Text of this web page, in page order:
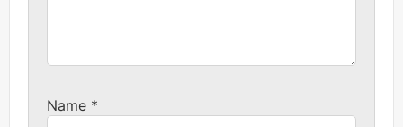
Name *